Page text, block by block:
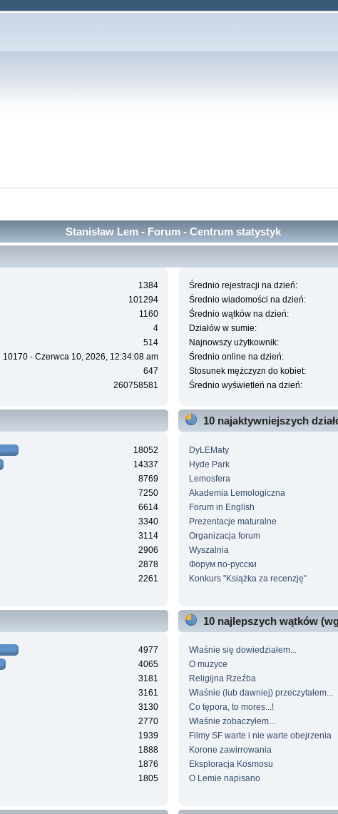
Stanisław Lem - Forum - Centrum statystyk
1384
101294
1160
4
514
10170 - Czerwca 10, 2026, 12:34:08 am
647
260758581
Średnio rejestracji na dzień:
Średnio wiadomości na dzień:
Średnio wątków na dzień:
Działów w sumie:
Najnowszy użytkownik:
Średnio online na dzień:
Stosunek mężczyzn do kobiet:
Średnio wyświetleń na dzień:
18052
14337
8769
7250
6614
3340
3114
2906
2878
2261
10 najaktywniejszych
DyLEMaty
Hyde Park
Lemosfera
Akademia Lemologiczna
Forum in English
Prezentacje maturalne
Organizacja forum
Wyszalnia
Форум по-русски
Konkurs "Książka za recenzję"
4977
4065
3181
3161
3130
2770
1939
1888
1876
1805
10 najlepszych wątków
Właśnie się dowiedziałem...
O muzyce
Religijna Rzeźba
Właśnie (lub dawniej) przeczytałem...
Co tępora, to mores...!
Właśnie zobaczyłem...
Filmy SF warte i nie warte obejrzenia
Korone zawirrowania
Eksploracja Kosmosu
O Lemie napisano